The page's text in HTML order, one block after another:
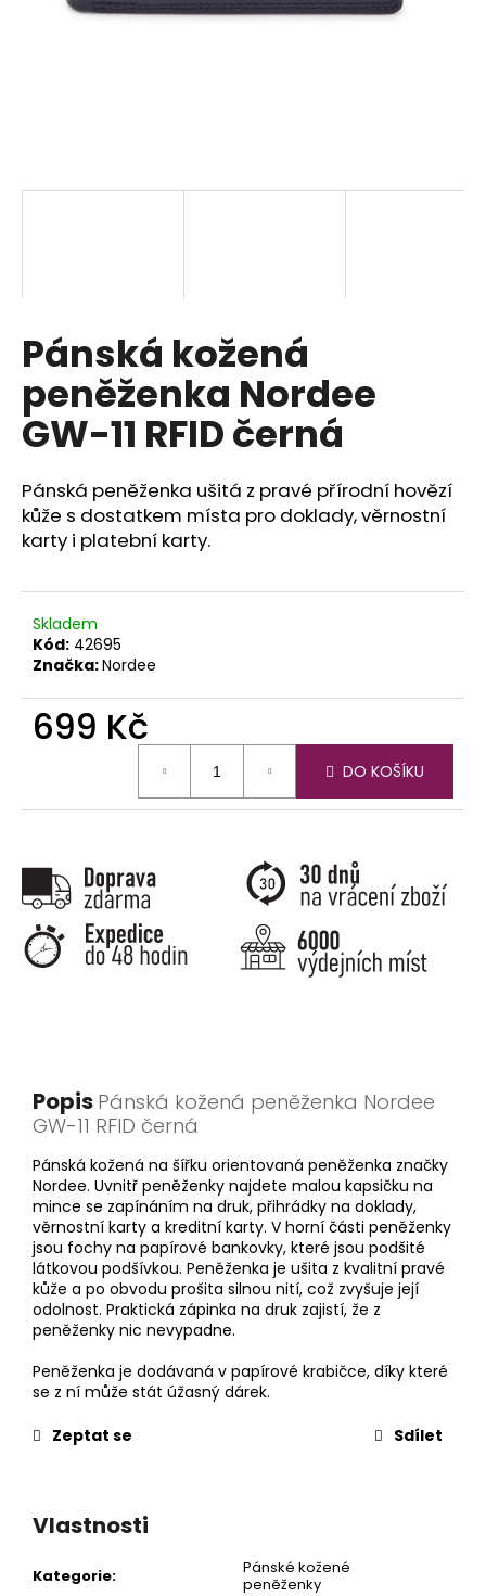
Pánská kožená
peněženka Nordee
GW-11 RFID černá
Pánská peněženka ušitá z pravé přírodní hovězí
kůže s dostatkem místa pro doklady, věrnostní
karty i platební karty.
Skladem
Kód: 42695
Značka:Nordee
699 Kč
DO KOŠÍKU
Popis Pánská kožená peněženka Nordee
GW-11 RFID černá
Pánská kožená na šířku orientovaná peněženka značky
Nordee. Uvnitř peněženky najdete malou kapsičku na
mince se zapínáním na druk, přihrádky na doklady,
věrnostní karty a kreditní karty. V horní části peněženky
jsou fochy na papírové bankovky, které jsou podšité
látkovou podšívkou. Peněženka je ušita z kvalitní pravé
kůže a po obvodu prošita silnou nití, což zvyšuje její
odolnost. Praktická zápinka na druk zajistí, že z
peněženky nic nevypadne.
Peněženka je dodávaná v papírové krabičce, díky které
se z ní může stát úžasný dárek.
Zeptat se
Sdílet
Vlastnosti
Kategorie:
Pánské kožené
peněženky
D
o
p
o
r
č
u
j
m